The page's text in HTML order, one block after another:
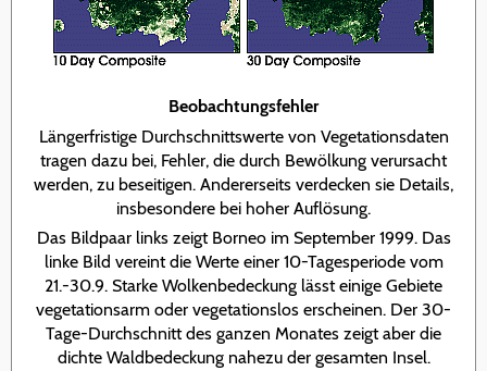
Beobachtungsfehler
Längerfristige Durchschnittswerte von Vegetationsdaten
tragen dazu bei, Fehler, die durch Bewölkung verursacht
werden, zu beseitigen. Andererseits verdecken sie Details,
insbesondere bei hoher Auflösung.
Das Bildpaar links zeigt Borneo im September 1999. Das
linke Bild vereint die Werte einer 10-Tagesperiode vom
21.-30.9. Starke Wolkenbedeckung lässt einige Gebiete
vegetationsarm oder vegetationslos erscheinen. Der 30-
Tage-Durchschnitt des ganzen Monates zeigt aber die
dichte Waldbedeckung nahezu der gesamten Insel.